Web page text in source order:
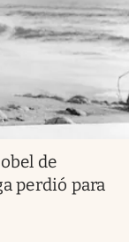
de
perdió para